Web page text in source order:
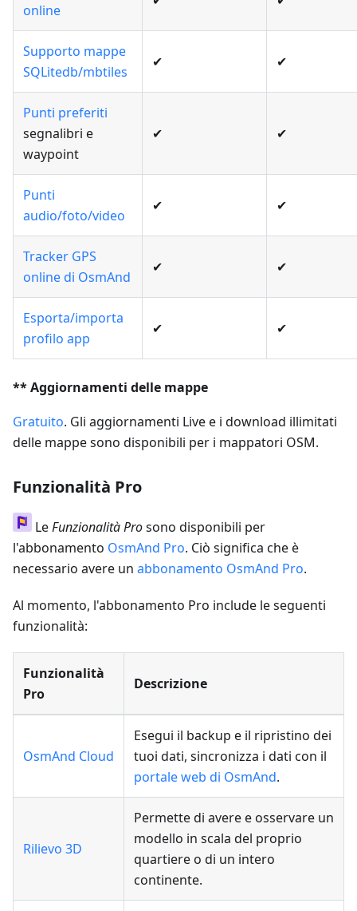
online
Supporto mappe
SQLitedb/mbtiles
✔ ✔
Punti preferiti
segnalibri e
waypoint
✔ ✔
Punti
audio/foto/video
✔ ✔
Tracker GPS
online di OsmAnd
✔ ✔
Esporta/importa
profilo app
✔ ✔
** Aggiornamenti delle mappe
Gratuito. Gli aggiornamenti Live e i download illimitati
delle mappe sono disponibili per i mappatori OSM.
Funzionalità Pro
LeFunzionalità Prosono disponibili per
l'abbonamento OsmAnd Pro. Ciò significa che è
necessario avere un abbonamento OsmAnd Pro.
Al momento, l'abbonamento Pro include le seguenti
funzionalità:
Funzionalità
Pro
Descrizione
OsmAnd Cloud
Esegui il backup e il ripristino dei
tuoi dati, sincronizza i dati con il
portale web di OsmAnd.
Rilievo 3D
Permette di avere e osservare un
modello in scala del proprio
quartiere o di un intero
continente.